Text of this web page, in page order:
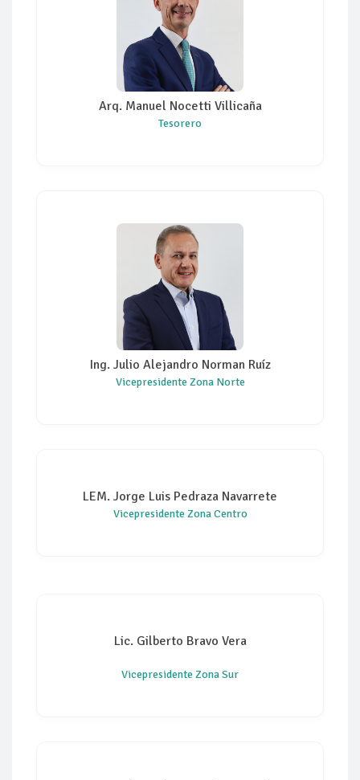
Arq. Manuel Nocetti Villicaña
Tesorero
Ing. Julio Alejandro Norman Ruíz
Vicepresidente Zona Norte
LEM. Jorge Luis Pedraza Navarrete
Vicepresidente Zona Centro
Lic. Gilberto Bravo Vera
Vicepresidente Zona Sur